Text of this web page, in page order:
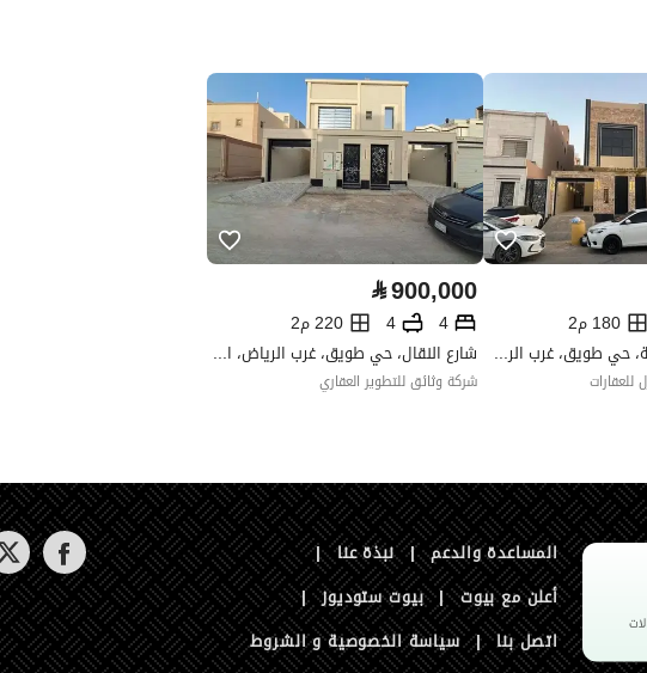
،منصة مرخصة ،الإذاعة ،أخرى
العقار مرهون
لا
العقار مقيد
لا
رقم الأرض
1512
ملاحظات
-
1511
تفصيل
1510
180 م2
شارع ابن الحنيفية، حي طويق، غرب الرياض، الرياض
⃁900,000
4
4
220 م2
شارع النقال، حي طويق، غرب الرياض، الرياض
شركة وثائق للتطوير العقاري
المساعدة والدعم | نبذة عنا |
أعلن مع بيوت | بيوت ستوديوز |
اتصل بنا | سياسة الخصوصية و الشروط